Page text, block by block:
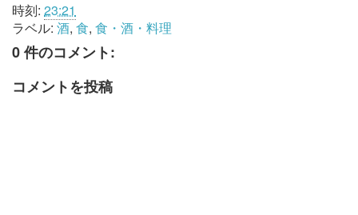
時刻: 23:21
ラベル: 酒, 食, 食・酒・料理
0 件のコメント:
コメントを投稿